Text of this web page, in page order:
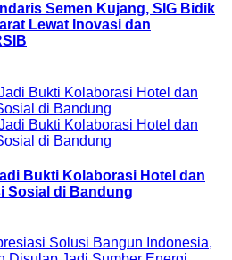
Semen Kujang, SIG Bidik
Lewat Inovasi dan
Bukti Kolaborasi Hotel dan
Sosial di Bandung